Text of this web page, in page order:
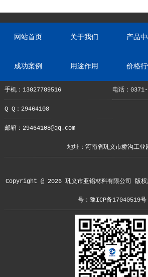
网站首页 关于我们 产品
成功案例 用途作用 价格
手机：13027789516 电话：
Q Q：29464108
邮箱：29464108@qq.com
地址：河南省巩义市桥沟工业
Copyright @ 2026 巩义市亚铝材料有限
号：豫ICP备17040519号